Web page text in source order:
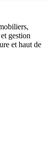
gestion
et haut de